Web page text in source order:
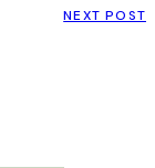
NEXT POST